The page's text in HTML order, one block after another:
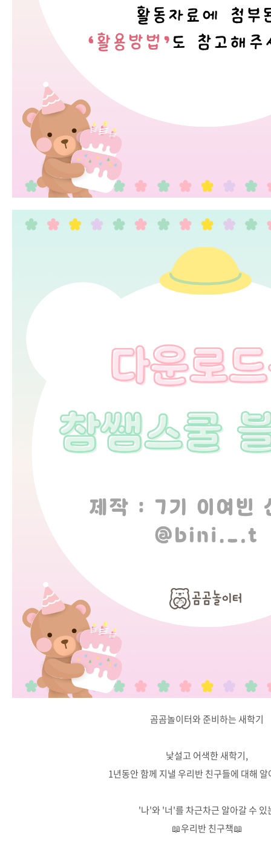
곰곰놀이터와 준비하는 새학기
낯설고 어색한 새학기,
1년동안 함께 지낼 우리반 친구들에 대해
'나'와 '너'를 차근차근 알아갈 수 있
📖우리반 친구책📖